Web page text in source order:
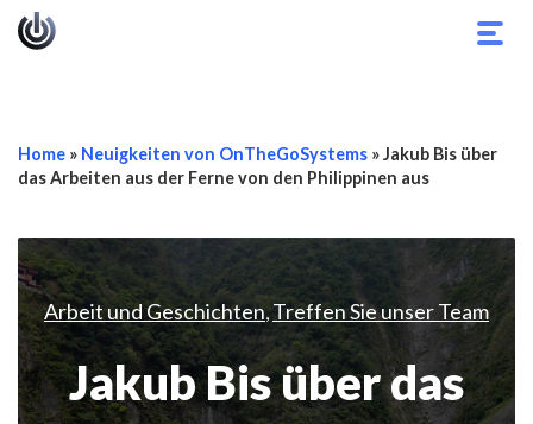
Home » Neuigkeiten von OnTheGoSystems »Jakub Bis über
das Arbeiten aus der Ferne von den Philippinen aus
Arbeit und Geschichten,Treffen Sie unser Team
Jakub Bis über das